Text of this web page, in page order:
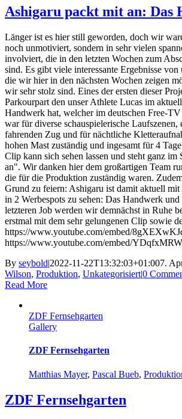
Ashigaru packt mit an: Das
Länger ist es hier still geworden, doch wir
noch unmotiviert, sondern in sehr vielen
involviert, die in den letzten Wochen zum
sind. Es gibt viele interessante Ergebnisse von
die wir hier in den nächsten Wochen zeigen
wir sehr stolz sind. Eines der ersten dieser
Parkourpart den unser Athlete Lucas im
Handwerk hat, welcher im deutschen Free-
war für diverse schauspielerische Laufszenen,
fahrenden Zug und für nächtliche
hohen Mast zuständig und ingesamt für 4
Clip kann sich sehen lassen und steht ganz
an". Wir danken hier dem großartigen Team
die für die Produktion zuständig waren.
Grund zu feiern: Ashigaru ist damit aktuell
in 2 Werbespots zu sehen: Das Handwerk
letzteren Job werden wir demnächst in Ruhe
erstmal mit dem sehr gelungenen Clip sowie
https://www.youtube.com/embed/
https://www.youtube.com/embed/
By seybold|2022-11-22T13:32:03+01:007.
Wilson, Produktion, Unkategorisiert|0
Read More
ZDF Fernsehgarten
Gallery
ZDF Fernsehgarten
Matthias Mayer, Pascal Bueb,
ZDF Fernsehgarten